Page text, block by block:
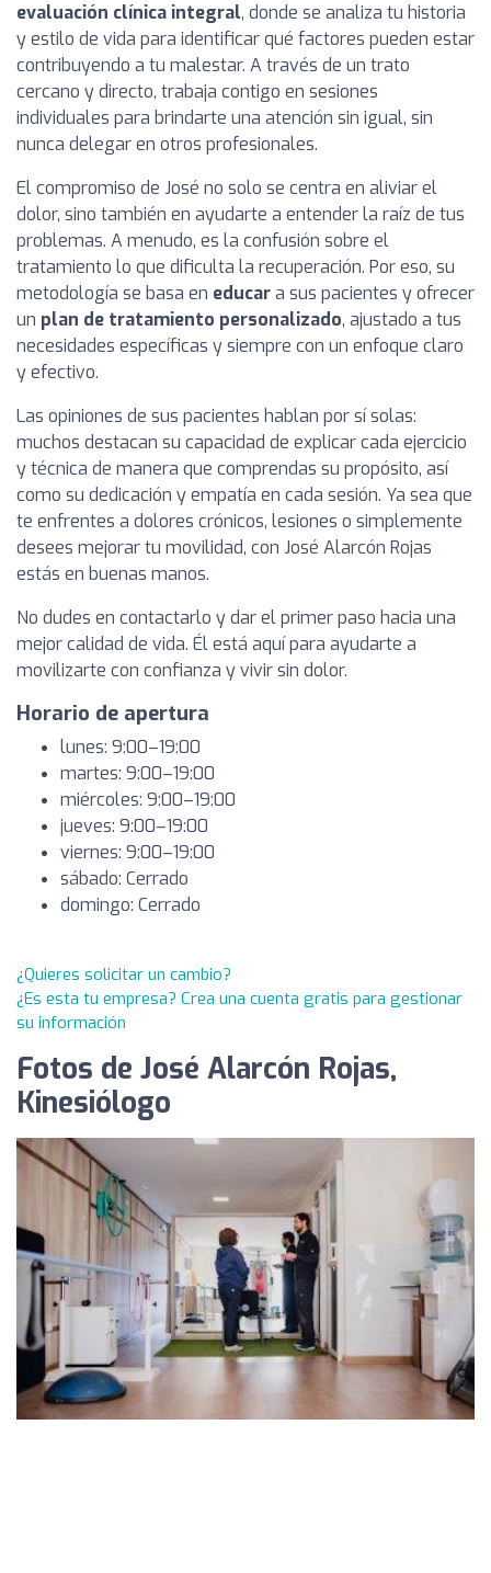
evaluación clínica integral, donde se analiza tu historia
y estilo de vida para identificar qué factores pueden estar
contribuyendo a tu malestar. A través de un trato
cercano y directo, trabaja contigo en sesiones
individuales para brindarte una atención sin igual, sin
nunca delegar en otros profesionales.
El compromiso de José no solo se centra en aliviar el
dolor, sino también en ayudarte a entender la raíz de tus
problemas. A menudo, es la confusión sobre el
tratamiento lo que dificulta la recuperación. Por eso, su
metodología se basa en educara sus pacientes y ofrecer
un plan de tratamiento personalizado, ajustado a tus
necesidades específicas y siempre con un enfoque claro
y efectivo.
Las opiniones de sus pacientes hablan por sí solas:
muchos destacan su capacidad de explicar cada ejercicio
y técnica de manera que comprendas su propósito, así
como su dedicación y empatía en cada sesión. Ya sea que
te enfrentes a dolores crónicos, lesiones o simplemente
desees mejorar tu movilidad, con José Alarcón Rojas
estás en buenas manos.
No dudes en contactarlo y dar el primer paso hacia una
mejor calidad de vida. Él está aquí para ayudarte a
movilizarte con confianza y vivir sin dolor.
Horario de apertura
lunes: 9:00–19:00
martes: 9:00–19:00
miércoles: 9:00–19:00
jueves: 9:00–19:00
viernes: 9:00–19:00
sábado: Cerrado
domingo: Cerrado
¿Quieres solicitar un cambio?
¿Es esta tu empresa? Crea una cuenta gratis para gestionar
su información
Fotos de José Alarcón Rojas,
Kinesiólogo